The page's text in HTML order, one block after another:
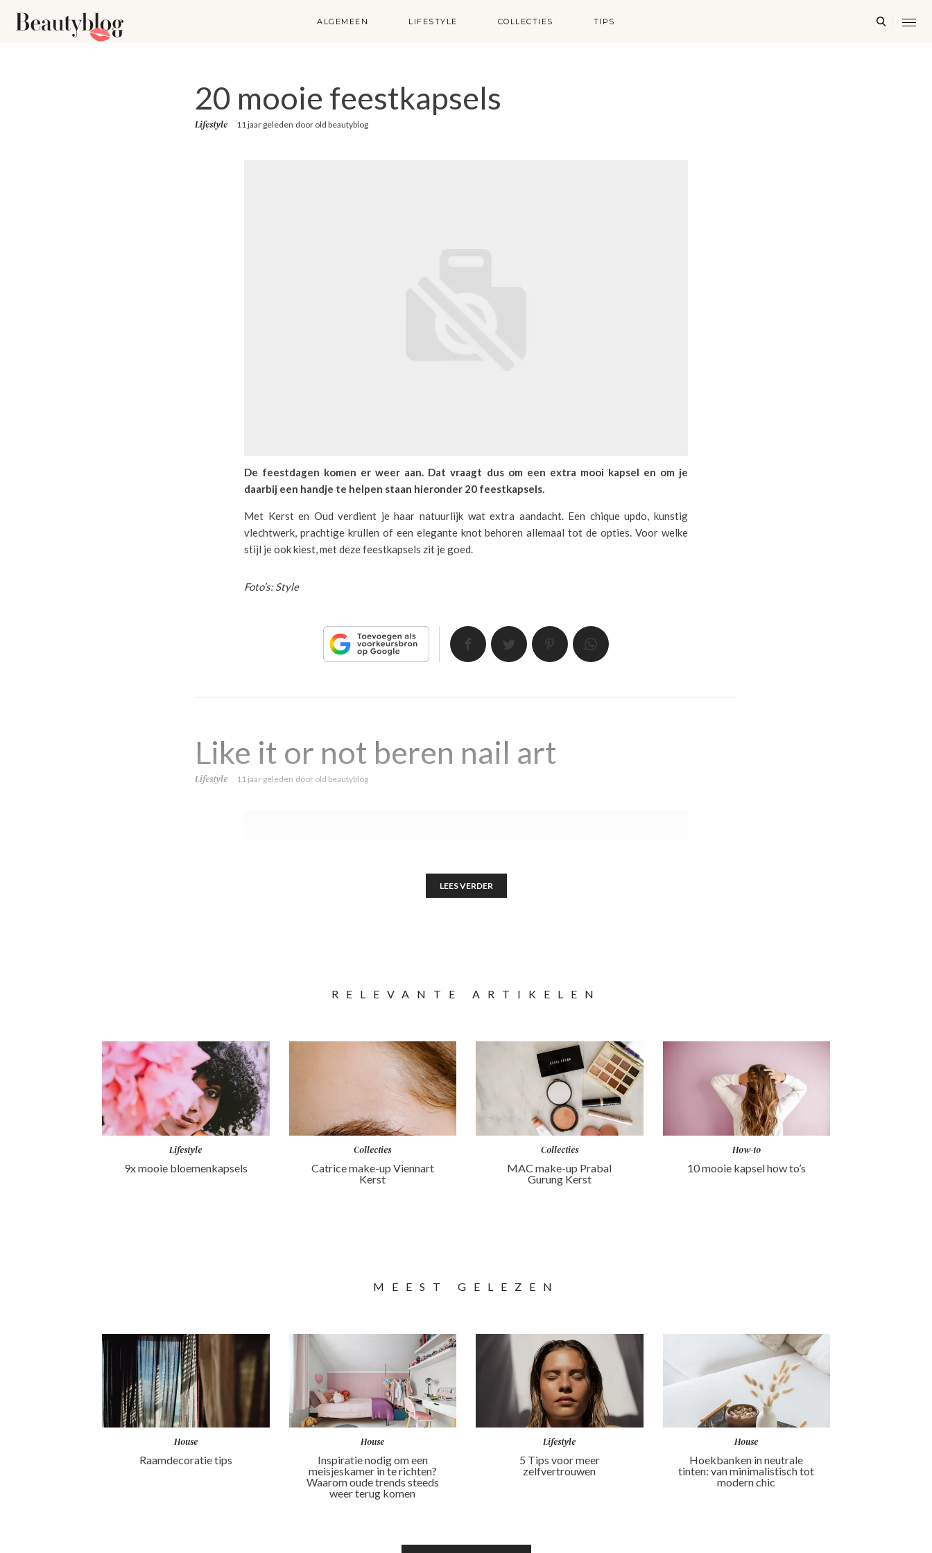
ALGEMEEN LIFESTYLE COLLECTIES TIPS
20 mooie feestkapsels
Lifestyle 11 jaar geleden door old beautyblog
De feestdagen komen er weer aan. Dat vraagt dus om een extra mooi kapsel en om je
daarbij een handje te helpen staan hieronder 20 feestkapsels.
Met Kerst en Oud verdient je haar natuurlijk wat extra aandacht. Een chique updo, kunstig
vlechtwerk, prachtige krullen of een elegante knot behoren allemaal tot de opties. Voor welke
stijl je ook kiest, met deze feestkapsels zit je goed.
Foto’s: Style
Like it or not beren nail art
Lifestyle 11 jaar geleden door old beautyblog
LEES VERDER
RELEVANTE ARTIKELEN
Lifestyle
9x mooie bloemenkapsels
Collecties
Catrice make-up Viennart
Kerst
Collecties
MAC make-up Prabal
Gurung Kerst
How-to
10 mooie kapsel how to’s
MEEST GELEZEN
House
Raamdecoratie tips
House
Inspiratie nodig om een
meisjeskamer in te richten?
Waarom oude trends steeds
weer terug komen
Lifestyle
5 Tips voor meer
zelfvertrouwen
House
Hoekbanken in neutrale
tinten: van minimalistisch tot
modern chic